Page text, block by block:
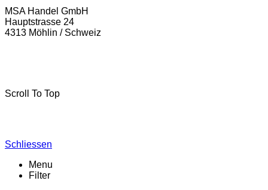
MSA Handel GmbH
Hauptstrasse 24
4313 Möhlin / Schweiz
Scroll To Top
Schliessen
Menu
Filter